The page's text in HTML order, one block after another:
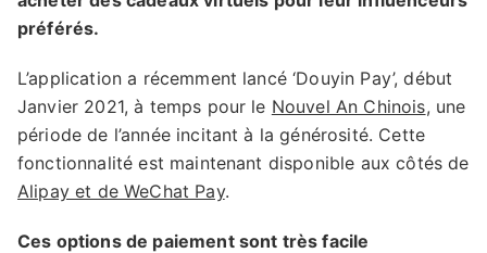
préférés.
L’application a récemment lancé ‘Douyin Pay’, début
Janvier 2021, à temps pour le Nouvel An Chinois, une
période de l’année incitant à la générosité. Cette
fonctionnalité est maintenant disponible aux côtés de
Alipay et de WeChat Pay.
Ces options de paiement sont très facile